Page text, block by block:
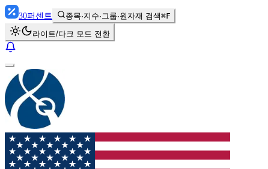
30퍼센트 종목·지수·그룹·원자재 검색⌘F
라이트/다크 모드 전환